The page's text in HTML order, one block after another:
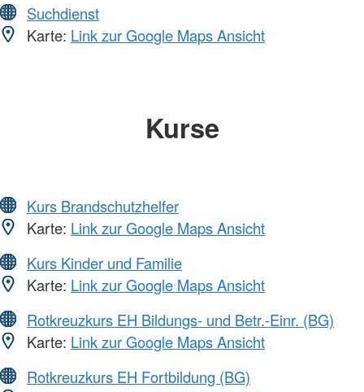
Suchdienst
Karte: Link zur Google Maps Ansicht
Kurse
Kurs Brandschutzhelfer
Karte: Link zur Google Maps Ansicht
Kurs Kinder und Familie
Karte: Link zur Google Maps Ansicht
Rotkreuzkurs EH Bildungs- und Betr.-Einr. (BG)
Karte: Link zur Google Maps Ansicht
Rotkreuzkurs EH Fortbildung (BG)